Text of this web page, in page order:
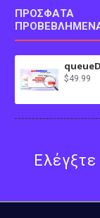
ΠΡΌΣΦΑΤΑ
$49.99